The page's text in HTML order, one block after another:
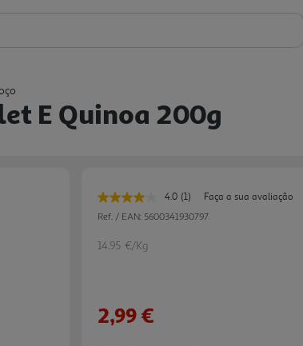
E Quinoa 200g
4.0 Leu
uma
(1)
Faça a sua avaliação
Ref. / EAN: 5600341930797
14.95 €/Kg
2,99 €